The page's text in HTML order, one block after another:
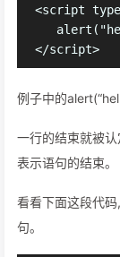
<script
例子中的
一行的结束就被
表示语句的结束。
看看下面这段代
句。